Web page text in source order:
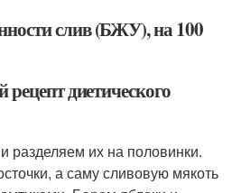
слив (БЖУ), на 100
диетического
их на половинки.
а саму сливовую мякоть